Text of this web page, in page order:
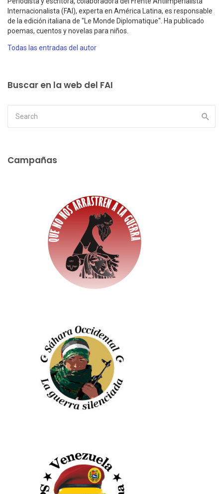
Internacionalista (FAI), experta en América Latina, es responsable
de la edición italiana de "Le Monde Diplomatique". Ha publicado
poemas, cuentos y novelas para niños.
Todas las entradas del autor
Buscar en la web del FAI
Campañas